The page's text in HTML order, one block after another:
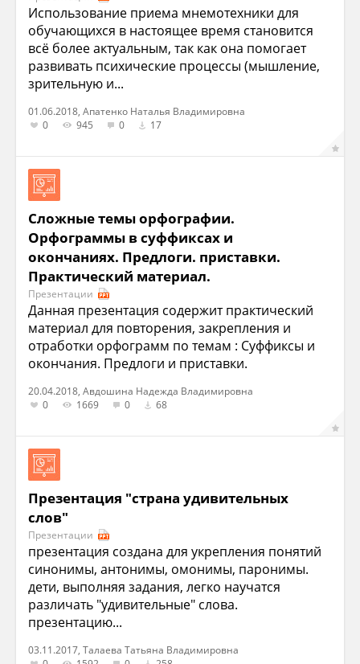
Использование приема мнемотехники для
обучающихся в настоящее время становится
всё более актуальным, так как она помогает
развивать психические процессы (мышление,
зрительную и...
01.06.2018, Апатенко Наталья Владимировна
0
945 0 17
Сложные темы орфографии.
Орфограммы в суффиксах и
окончаниях. Предлоги. приставки.
Практический материал.
Презентации
Данная презентация содержит практический
материал для повторения, закрепления и
отработки орфограмм по темам : Суффиксы и
окончания. Предлоги и приставки.
20.04.2018, Авдошина Надежда Владимировна
0
1669 0 68
Презентация "страна удивительных
слов"
Презентации
презентация создана для укрепления понятий
синонимы, антонимы, омонимы, паронимы.
дети, выполняя задания, легко научатся
различать "удивительные" слова.
презентацию...
03.11.2017, Талаева Татьяна Владимировна